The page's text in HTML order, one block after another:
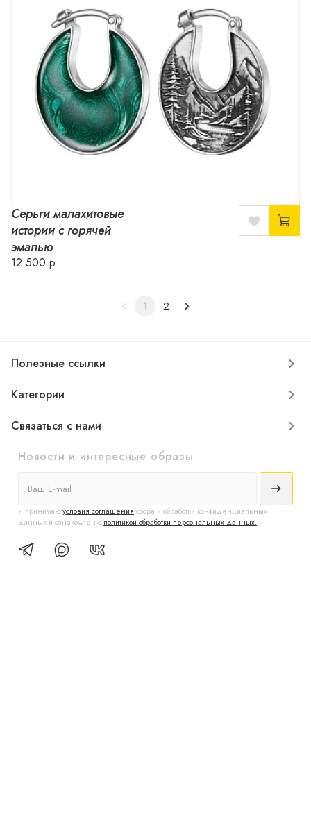
Серьги малахитовые
истории с горячей
эмалью
12 500 р
1 2
Полезные ссылки
Категории
Связаться с нами
Новости и интересные образы
Я принимаюусловия соглашения сбора и обработки конфиденциальных
данных и ознакомлен с политикой обработки персональных данных.